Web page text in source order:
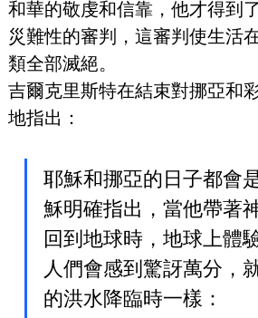
和華的敬虔和信靠，他才得到
災難性的審判，這審判使生活
類全部滅絕。
吉爾克里斯特在結束對挪亞和
地指出：
耶穌和挪亞的日子都會
穌明確指出，當他帶著
回到地球時，地球上體
人們會感到驚訝萬分，
的洪水降臨時一樣：